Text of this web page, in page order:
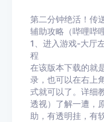
第二分钟绝活！传
辅助攻略（哔哩哔哩
1、进入游戏-大厅
程
在该版本下载的就
录，也可以在右上
式就可以了。详细
透视）了解一遭，
助，有透明挂，有